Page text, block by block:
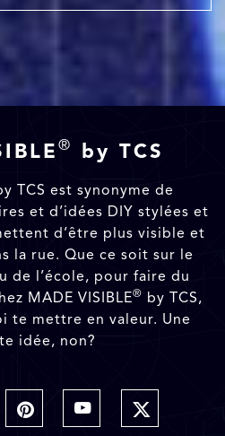
® by TCS
TCS est synonyme de
et d’idées DIY stylées et
d’être plus visible et
la rue. Que ce soit sur le
de l’école, pour faire du
MADE VISIBLE® by TCS,
te mettre en valeur. Une
idée, non?